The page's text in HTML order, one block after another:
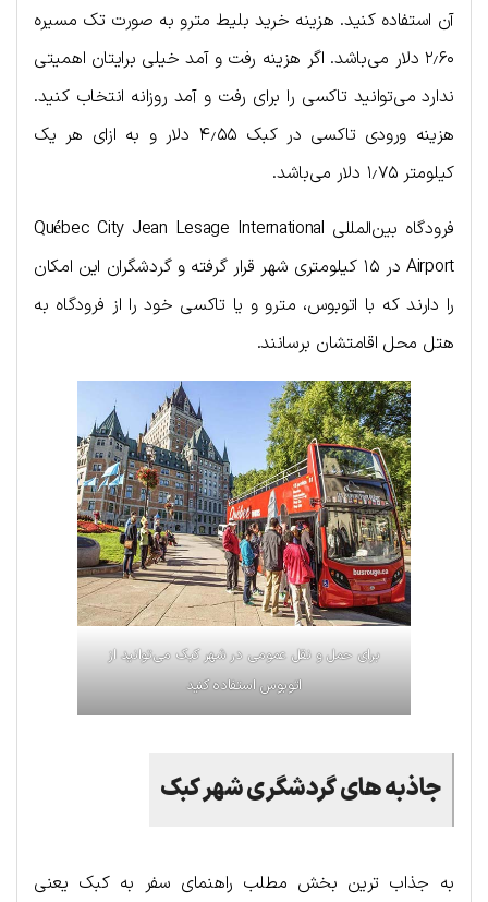
آن استفاده کنید. هزینه خرید بلیط مترو به صورت تک مسیره
۲٫۶۰ دلار می‌باشد. اگر هزینه رفت و آمد خیلی برایتان اهمیتی
ندارد می‌توانید تاکسی را برای رفت و آمد روزانه انتخاب کنید.
هزینه ورودی تاکسی‌ در کبک ۴٫۵۵ دلار و به ازای هر یک
کیلومتر ۱٫۷۵ دلار می‌باشد.
فرودگاه بین‌المللی Québec City Jean Lesage International
Airport در ۱۵ کیلومتری شهر قرار گرفته و گردشگران این امکان
را دارند که با اتوبوس، مترو و یا تاکسی خود را از فرودگاه به
هتل محل اقامتشان برسانند.
برای حمل و نقل عمومی در شهر کبک می‌توانید از
اتوبوس استفاده کنید
جاذبه های گردشگری شهر کبک
به جذاب ترین بخش مطلب راهنمای سفر به کبک یعنی